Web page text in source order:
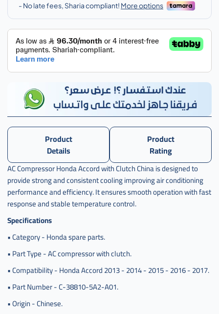
اكرد
كمبرسور
هوندا
اكورد
,
هوندا
اكرد
,
كمبرسور
كلتش
صيني
,
كمبرسور
اكرد مع
كلتش
صيني
crv
,
كمبرسر
هوندا
اكورد
Product
Details
Product
Rating
AC Compressor Honda Accord with Clutch China is designed to
provide strong and consistent cooling improving air conditioning
performance and efficiency. It ensures smooth operation with fast
response and stable temperature control.
Specifications
• Category - Honda spare parts.
• Part Type - AC compressor with clutch.
• Compatibility - Honda Accord 2013 - 2014 - 2015 - 2016 - 2017.
• Part Number - C-38810-5A2-A01.
• Origin - Chinese.